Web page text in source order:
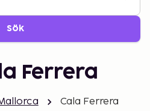
Sök
Ferrera
Cala Ferrera